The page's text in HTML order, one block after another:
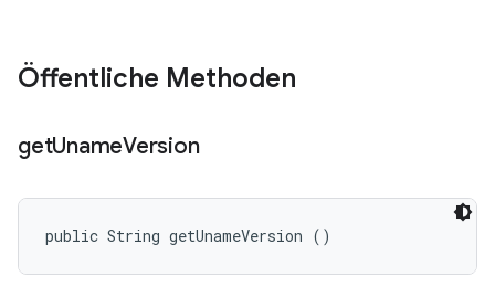
Öffentliche Methoden
getUnameVersion
public String getUnameVersion ()